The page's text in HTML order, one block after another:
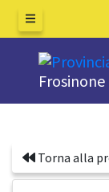
Menu
Frosinone
Torna alla